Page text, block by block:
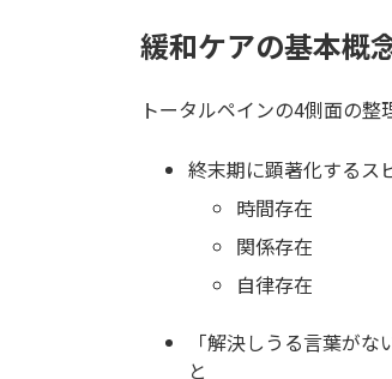
緩和ケアの基本概
トータルペインの4側面の整
終末期に顕著化するス
時間存在
関係存在
自律存在
「解決しうる言葉が
と